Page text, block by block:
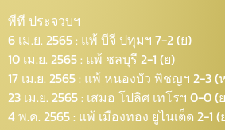
พีที ประจวบฯ
6 เม.ย. 2565 : แพ้ บีจี ปทุมฯ 7-2 (ย)
10 เม.ย. 2565 : แพ้ ชลบุรี 2-1 (ย)
17 เม.ย. 2565 : แพ้ หนองบัว พิชญฯ 2-3 (
23 เม.ย. 2565 : เสมอ โปลิศ เทโรฯ 0-0 (
4 พ.ค. 2565 : แพ้ เมืองทอง ยูไนเต็ด 2-1 (